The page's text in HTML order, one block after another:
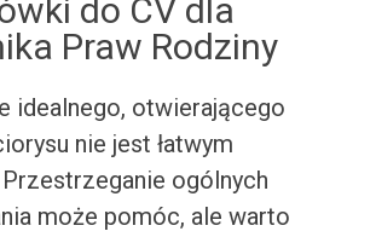
do CV dla
Praw Rodziny
idealnego, otwierającego
nie jest łatwym
ogólnych
może pomóc, ale warto